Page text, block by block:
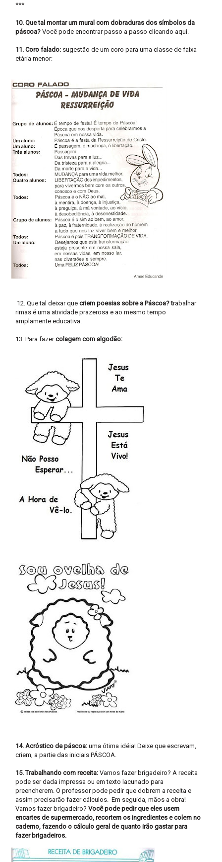
***
10. Que tal montar um mural com dobraduras dos símbolos da
páscoa? Você pode encontrar passo a passoclicando aqui.
11. Coro falado: sugestão de um coro para uma classe de faixa
etária menor:
12. Que tal deixar quecriem poesias sobre a Páscoa? trabalhar
rimas é uma atividade prazerosa e ao mesmo tempo
amplamente educativa.
13. Para fazercolagem com algodão:
14. Acróstico de páscoa:uma ótima idéia! Deixe que escrevam,
criem, a partie das iniciais PÁSCOA.
15. Trabalhando com receita: Vamos fazer brigadeiro? A receita
pode ser dada impressa ou em texto lacunado para
preencherem. O professor pode pedir que dobrem a receita e
assim precisarão fazer cálculos. Em seguida, mãos a obra!
Vamos fazer brigadeiro? Você pode pedir que eles usem
encartes de supermercado, recortem os ingredientes e colem no
caderno, fazendo o cálculo geral de quanto irão gastar para
fazer brigadeiros.